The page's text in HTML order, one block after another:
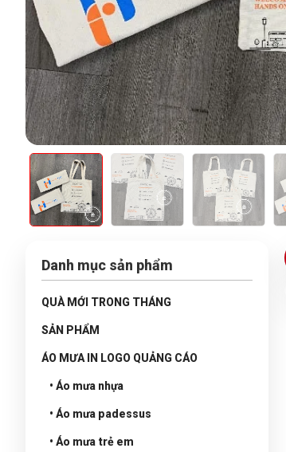
Danh mục sản phẩm
QUÀ MỚI TRONG THÁNG
SẢN PHẨM
ÁO MƯA IN LOGO QUẢNG CÁO
• Áo mưa nhựa
• Áo mưa padessus
• Áo mưa trẻ em